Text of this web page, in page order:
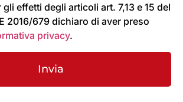
gli effetti degli articoli art. 7,13 e 15 del
2016/679 dichiaro di aver preso
privacy.
Invia